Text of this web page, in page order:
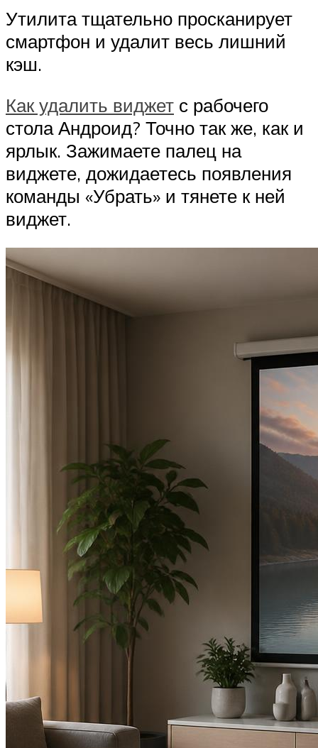
Утилита тщательно просканирует
смартфон и удалит весь лишний
кэш.
Как удалить виджет с рабочего
стола Андроид? Точно так же, как и
ярлык. Зажимаете палец на
виджете, дожидаетесь появления
команды «Убрать» и тянете к ней
виджет.